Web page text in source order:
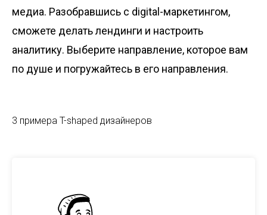
медиа. Разобравшись с digital-маркетингом,
сможете делать лендинги и настроить
аналитику. Выберите направление, которое вам
по душе и погружайтесь в его направления.
3 примера T-shaped дизайнеров